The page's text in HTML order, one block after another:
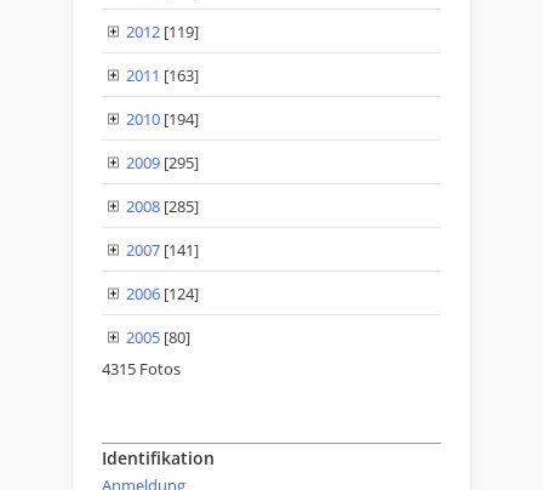
2012 [119]
2011 [163]
2010 [194]
2009 [295]
2008 [285]
2007 [141]
2006 [124]
2005 [80]
4315 Fotos
Identifikation
Anmeldung